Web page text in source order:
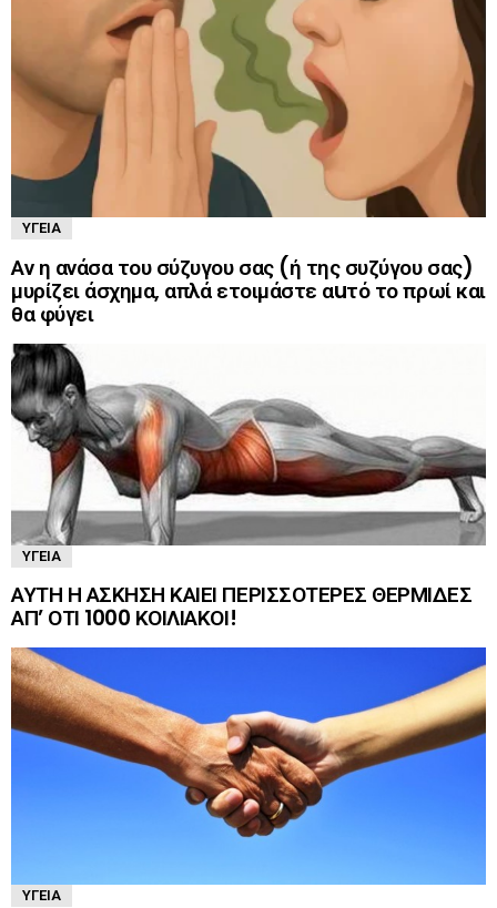
ΥΓΕΊΑ
Αν η ανάσα του σύζυγου σας (ή της συζύγου σας)
μυρίζει άσχημα, απλά ετοιμάστε αuτό το πρωί και
θα φύγει
ΥΓΕΊΑ
ΑΥΤΗ Η ΑΣΚΗΣΗ ΚΑΙΕΙ ΠΕΡΙΣΣΟΤΕΡΕΣ ΘΕΡΜΙΔΕΣ
ΑΠ’ ΟΤΙ 1000 ΚΟΙΛΙΑΚΟΙ!
ΥΓΕΊΑ